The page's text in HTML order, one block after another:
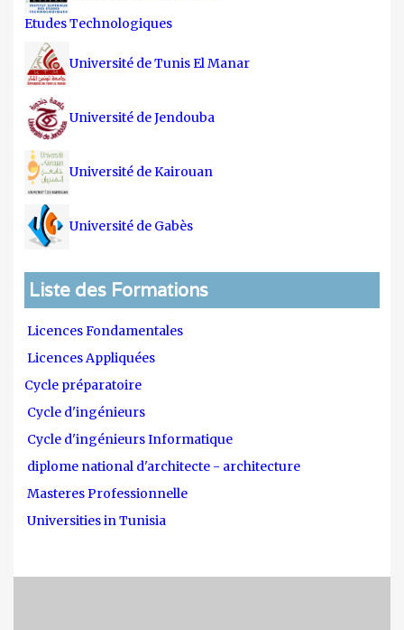
Etudes Technologiques
Université de Tunis El Manar
Université de Jendouba
Université de Kairouan
Université de Gabès
Liste des Formations
Licences Fondamentales
Licences Appliquées
Cycle préparatoire
Cycle d'ingénieurs
Cycle d'ingénieurs Informatique
diplome national d'architecte - architecture
Masteres Professionnelle
Universities in Tunisia